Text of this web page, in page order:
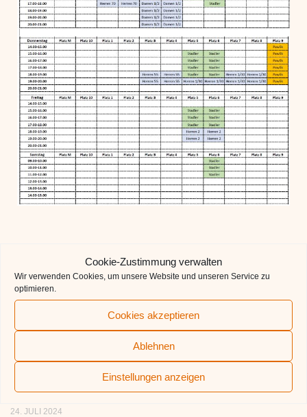
Cookie-Zustimmung verwalten
Wir verwenden Cookies, um unsere Website und unseren Service zu
optimieren.
Cookies akzeptieren
Ablehnen
Einstellungen anzeigen
FÜR DICH VIELLEICHT EBENFALLS
INTERESSANT …
TCL goes Photovoltaik mit Sieg
bei MVV Öko-Sponsoringfonds
24. JULI 2024
Beach Party am 1. Juli